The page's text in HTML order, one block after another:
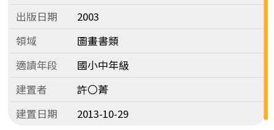
出版日期
2003
領域
圖畫書類
適讀年段
國小中年級
建置者
許〇菁
建置日期
2013-10-29